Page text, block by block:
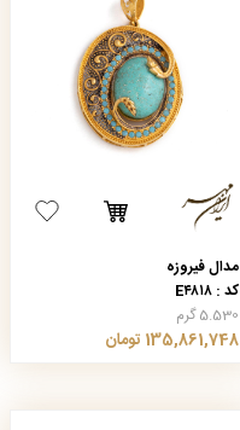
مدال فیروزه
کد : E۴۸۱۸
5.530 گرم
135,861,748 تومان